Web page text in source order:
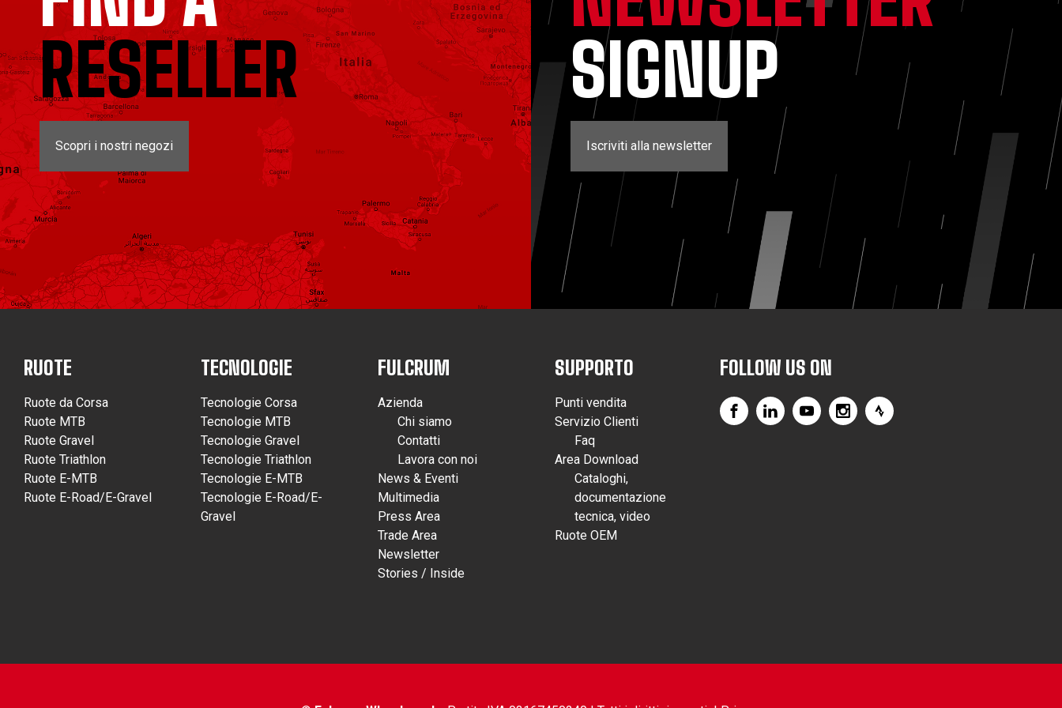
RESELLER
Scopri i nostri negozi
SIGNUP
Iscriviti alla newsletter
RUOTE
Ruote da Corsa
Ruote MTB
Ruote Gravel
Ruote Triathlon
Ruote E-MTB
Ruote E-Road/E-Gravel
TECNOLOGIE
Tecnologie Corsa
Tecnologie MTB
Tecnologie Gravel
Tecnologie Triathlon
Tecnologie E-MTB
Tecnologie E-Road/E-
Gravel
FULCRUM
Azienda
Chi siamo
Contatti
Lavora con noi
News & Eventi
Multimedia
Press Area
Trade Area
Newsletter
Stories / Inside
SUPPORTO
Punti vendita
Servizio Clienti
Faq
Area Download
Cataloghi,
documentazione
tecnica, video
Ruote OEM
FOLLOW US ON